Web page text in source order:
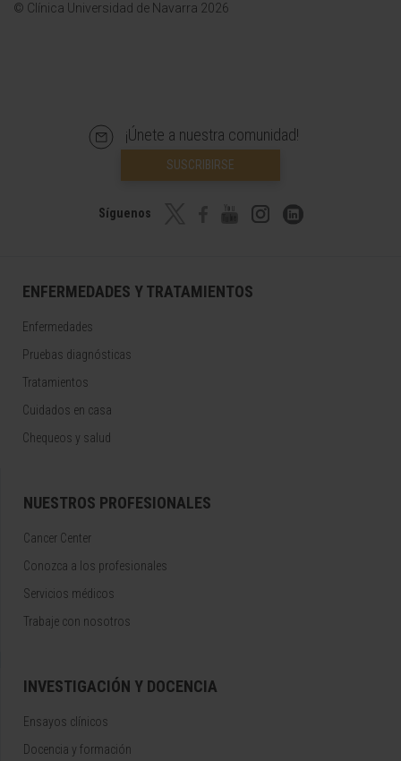
© Clínica Universidad de Navarra 2026
¡Únete a nuestra comunidad!
SUSCRIBIRSE
Síguenos
ENFERMEDADES Y TRATAMIENTOS
Enfermedades
Pruebas diagnósticas
Tratamientos
Cuidados en casa
Chequeos y salud
NUESTROS PROFESIONALES
Cancer Center
Conozca a los profesionales
Servicios médicos
Trabaje con nosotros
INVESTIGACIÓN Y DOCENCIA
Ensayos clínicos
Docencia y formación